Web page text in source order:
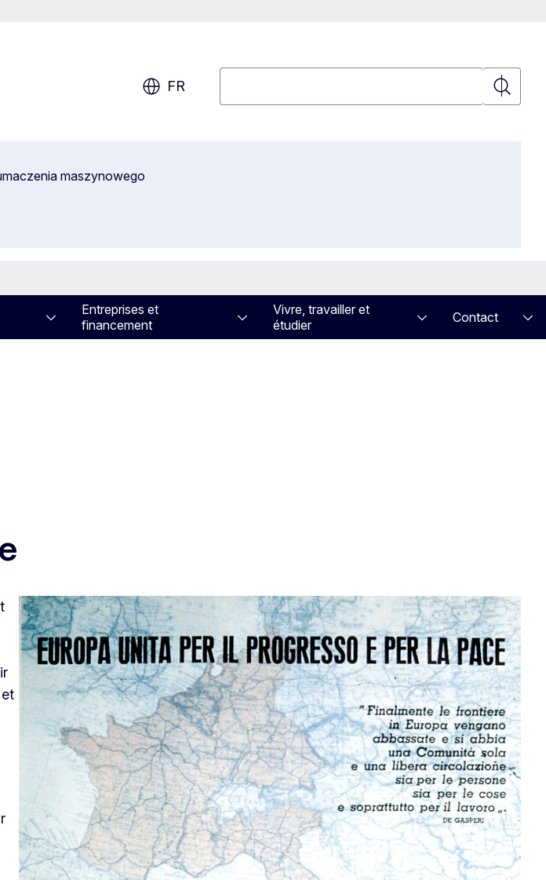
FR
maszynowego
Entreprises et
financement
Vivre, travailler et
étudier
Contact